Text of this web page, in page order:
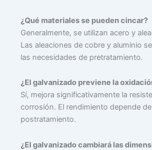
¿Qué materiales se pueden cincar?
Generalmente, se utilizan acero y
Las aleaciones de cobre y aluminio
las necesidades de pretratamiento.
¿El galvanizado previene la
Sí, mejora significativamente la
corrosión. El rendimiento depende
postratamiento.
¿El galvanizado cambiará las